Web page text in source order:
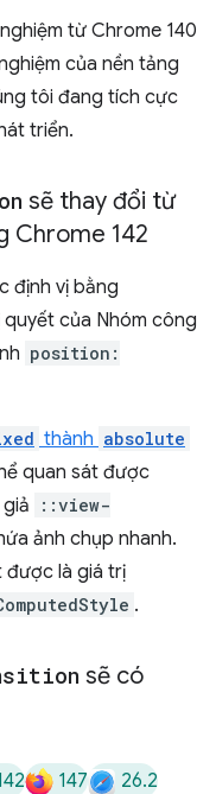
từ Chrome 140
của nền tảng
tôi đang tích cực
triển.
sẽ thay đổi từ
Chrome 142
định vị bằng
quyết của Nhóm công
position:
thành absolute
quan sát được
::view-
ảnh chụp nhanh.
được là giá trị
.
sẽ có
147 26.2